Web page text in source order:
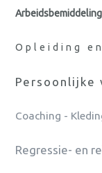
Opleiding
Persoonlijke
Coaching -
Regressie- en